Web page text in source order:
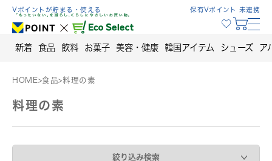
Skip
content
Vポイントが貯まる・使える 保有Vポイント 未連携
新着 食品 飲料 お菓子 美容・健康 韓国アイテム シューズ ア
HOME>食品>料理の素
料理の素
絞り込み検索